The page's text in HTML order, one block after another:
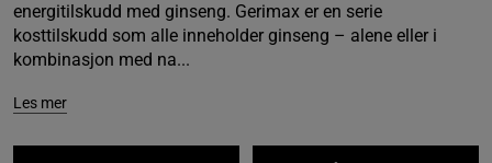
energitilskudd med ginseng. Gerimax er en serie
kosttilskudd som alle inneholder ginseng – alene eller i
kombinasjon med na...
Les mer